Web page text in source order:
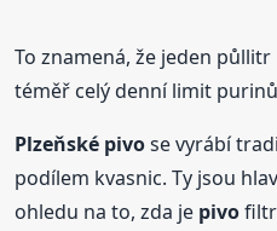
To znamená, že jeden
téměř celý denní limit
Plzeňské pivose vyrábí
podílem kvasnic. Ty jsou
ohledu na to, zda je pivo